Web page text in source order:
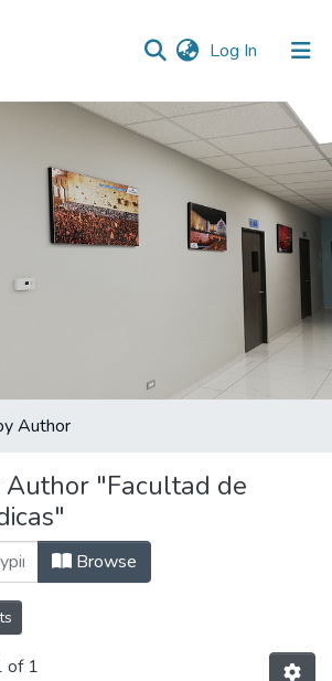
Log In (current)
Author
Author "Facultad de
Browse
of 1